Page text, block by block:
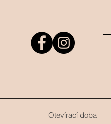
Otevírací doba